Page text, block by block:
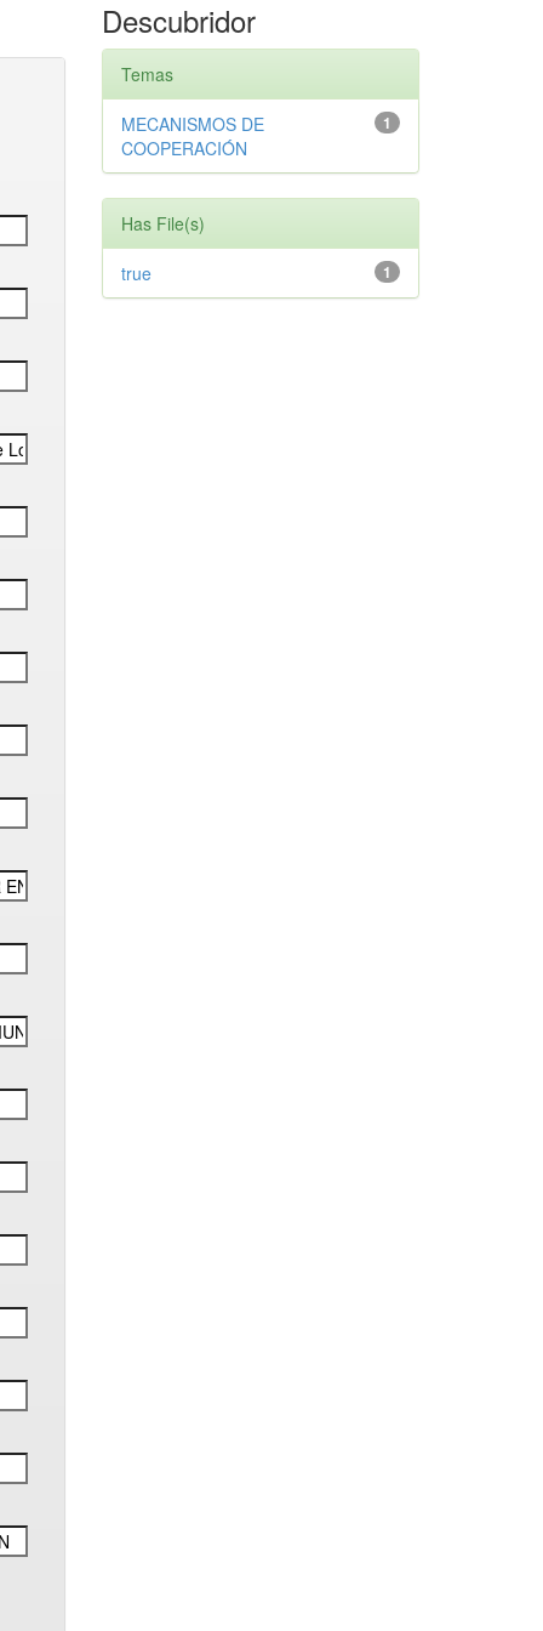
Descubridor
Temas
1
MECANISMOS DE
COOPERACIÓN
Has File(s)
1
true